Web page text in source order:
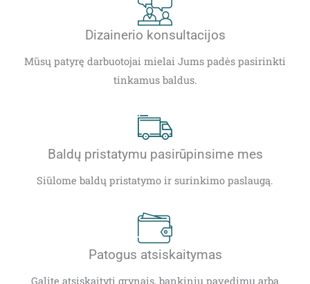
Dizainerio konsultacijos
Mūsų patyrę darbuotojai mielai Jums padės pasirinkti
tinkamus baldus.
Baldų pristatymu pasirūpinsime mes
Siūlome baldų pristatymo ir surinkimo paslaugą.
Patogus atsiskaitymas
Galite atsiskaityti grynais, bankiniu pavedimu arba